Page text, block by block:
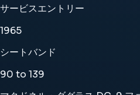
サービスエントリー
1965
シートバンド
90 to 139